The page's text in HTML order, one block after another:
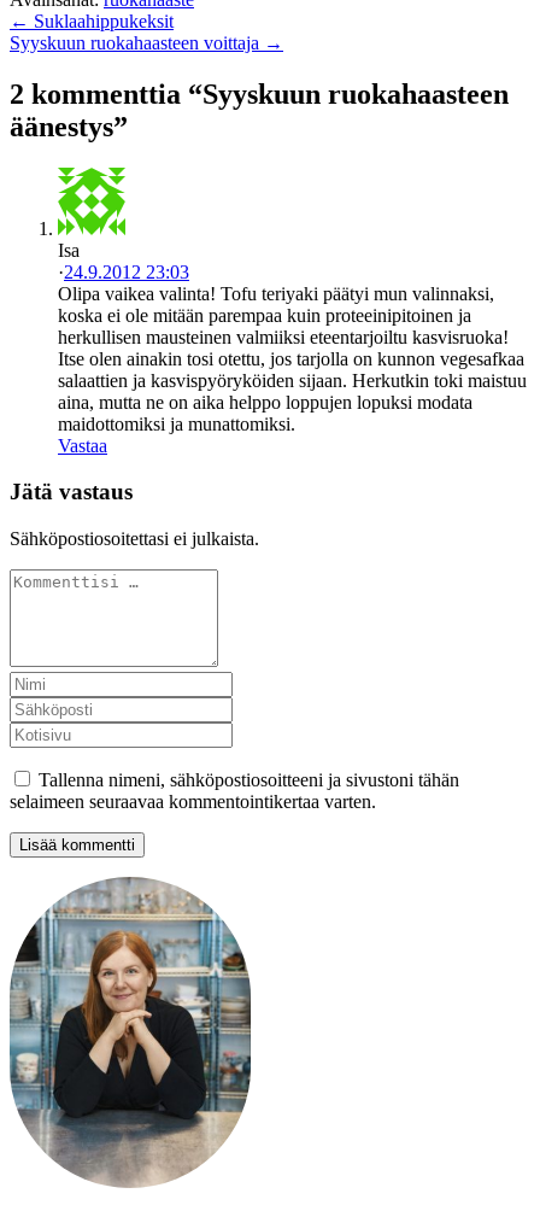
← Suklaahippukeksit
Syyskuun ruokahaasteen voittaja →
2 kommenttia “Syyskuun ruokahaasteen
äänestys”
Isa
·24.9.2012 23:03
Olipa vaikea valinta! Tofu teriyaki päätyi mun valinnaksi,
koska ei ole mitään parempaa kuin proteeinipitoinen ja
herkullisen mausteinen valmiiksi eteentarjoiltu kasvisruoka!
Itse olen ainakin tosi otettu, jos tarjolla on kunnon vegesafkaa
salaattien ja kasvispyöryköiden sijaan. Herkutkin toki maistuu
aina, mutta ne on aika helppo loppujen lopuksi modata
maidottomiksi ja munattomiksi.
Vastaa
Jätä vastaus
Sähköpostiosoitettasi ei julkaista.
Tallenna nimeni, sähköpostiosoitteeni ja sivustoni tähän
selaimeen seuraavaa kommentointikertaa varten.